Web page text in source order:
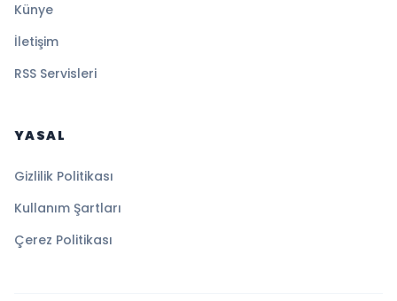
Künye
İletişim
RSS Servisleri
YASAL
Gizlilik Politikası
Kullanım Şartları
Çerez Politikası